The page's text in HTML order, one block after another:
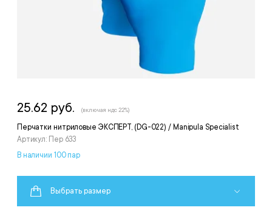
Перчатки нитриловые ЭКСПЕРТ, (DG-022) / Manipula Specialist
Артикул: Пер 633
25.62 руб. (включая ндс 22%)
В наличии 100 пар
Выбрать размер